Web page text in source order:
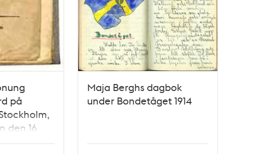
på
den 16
Maja Berghs dagbok
under Bondetåget 1914